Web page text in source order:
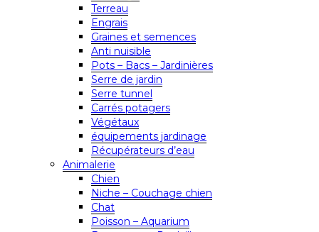
Terreau
Engrais
Graines et semences
Anti nuisible
Pots – Bacs – Jardinières
Serre de jardin
Serre tunnel
Carrés potagers
Végétaux
équipements jardinage
Récupérateurs d’eau
Animalerie
Chien
Niche – Couchage chien
Chat
Poisson – Aquarium